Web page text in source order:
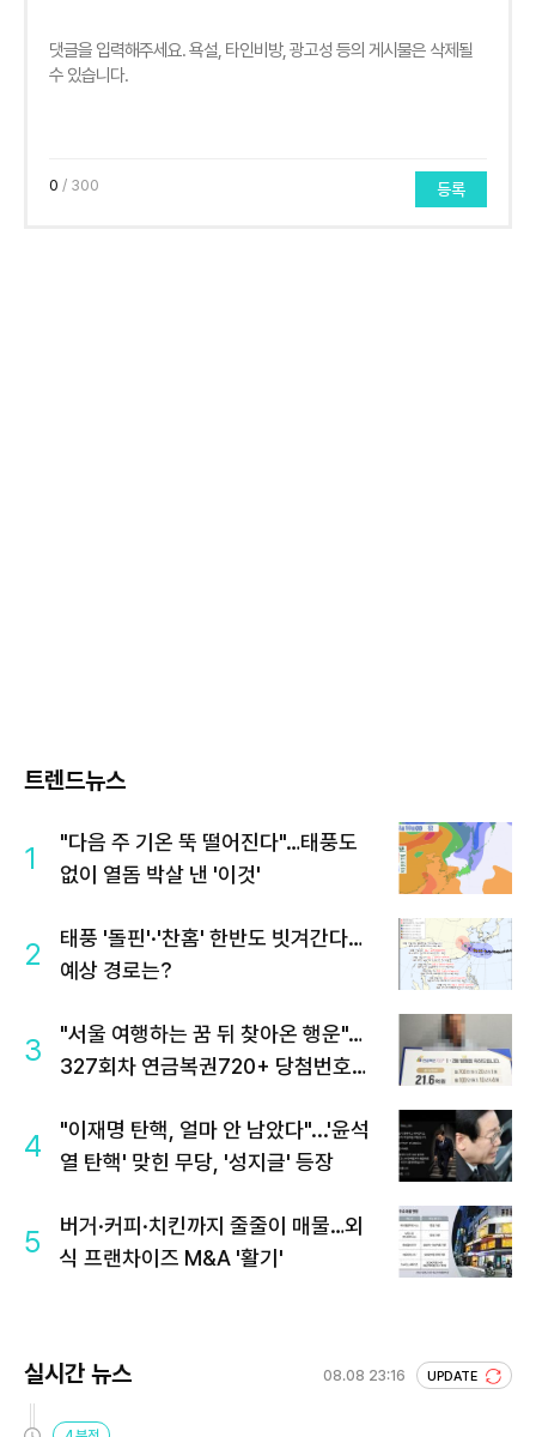
0 / 300 등록
트렌드뉴스
1
"다음 주 기온 뚝 떨어진다"…태풍도
없이 열돔 박살 낸 '이것'
2
태풍 '돌핀'·'찬홈' 한반도 빗겨간다…
예상 경로는?
3
"서울 여행하는 꿈 뒤 찾아온 행운"…
327회차 연금복권720+ 당첨번호조
4
"이재명 탄핵, 얼마 안 남았다"...'윤석
열 탄핵' 맞힌 무당, '성지글' 등장
5
버거·커피·치킨까지 줄줄이 매물…외
식 프랜차이즈 M&A '활기'
실시간 뉴스 08.08 23:16 UPDATE